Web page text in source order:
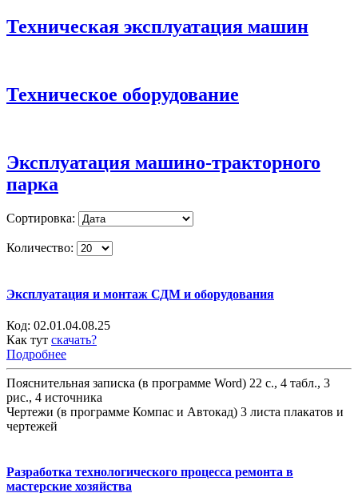
Техническая эксплуатация машин
Техническое оборудование
Эксплуатация машино-тракторного
парка
Сортировка:
Количество:
Эксплуатация и монтаж СДМ и оборудования
Код: 02.01.04.08.25
Как тут скачать?
Подробнее
Пояснительная записка (в программе Word) 22 с., 4 табл., 3
рис., 4 источника
Чертежи (в программе Компас и Автокад) 3 листа плакатов и
чертежей
Разработка технологического процесса ремонта в
мастерские хозяйства